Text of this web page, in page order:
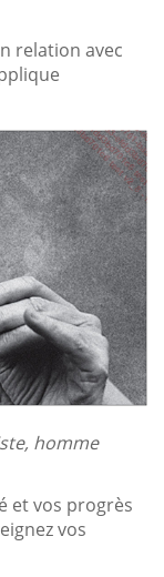
relation avec
homme
et vos progrès
vos